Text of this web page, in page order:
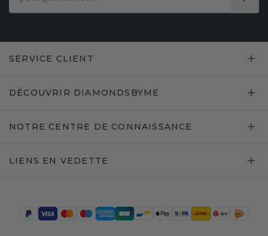
SERVICE CLIENT
DÉCOUVRIR DIAMONDSBYME
NOTRE CENTRE DE CONNAISSANCE
LIENS EN VEDETTE